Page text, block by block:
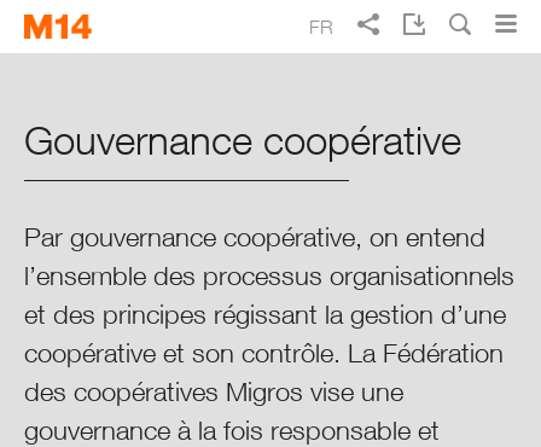
Skip
to
Skip
to
Vivre mieux au quotidien
Rapport intégré
Gouvernance coopérative
Culture, valeurs et éthique
FR
Gouvernance coopérative
Par gouvernance coopérative, on entend
l’ensemble des processus organisationnels
et des principes régissant la gestion d’une
coopérative et son contrôle. La Fédération
des coopératives Migros vise une
gouvernance à la fois responsable et